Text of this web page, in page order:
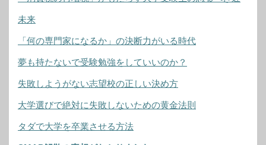
未来
「何の専門家になるか」の決断力がいる時代
夢も持たないで受験勉強をしていいのか？
失敗しようがない志望校の正しい決め方
大学選びで絶対に失敗しないための黄金法則
タダで大学を卒業させる方法